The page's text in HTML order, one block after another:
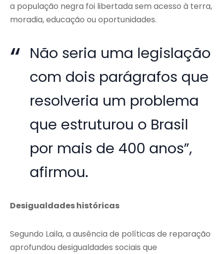
a população negra foi libertada sem acesso à terra,
moradia, educação ou oportunidades.
Não seria uma legislação
com dois parágrafos que
resolveria um problema
que estruturou o Brasil
por mais de 400 anos”,
afirmou.
Desigualdades históricas
Segundo Laila, a ausência de políticas de reparação
aprofundou desigualdades sociais que